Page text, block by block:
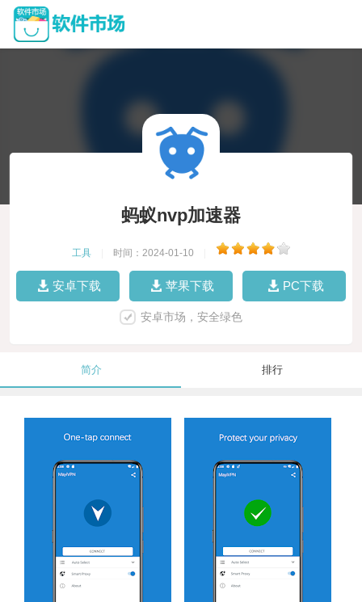
蚂蚁nvp加速器
工具 时间：2024-01-10
安卓下载 苹果下载 PC下载
安卓市场，安全绿色
简介 排行